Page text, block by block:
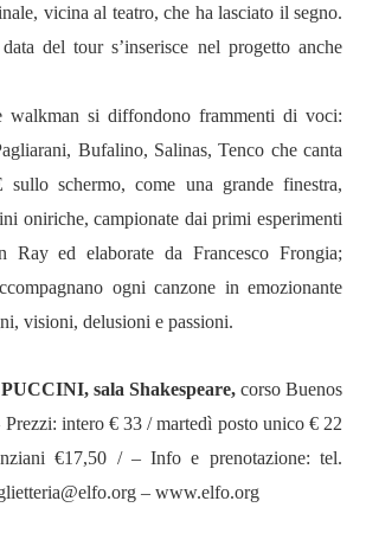
vicina al teatro, che ha lasciato il segno.
del tour s’inserisce nel progetto anche
walkman si diffondono frammenti di voci:
Bufalino, Salinas, Tenco che canta
sullo schermo, come una grande finestra,
oniriche, campionate dai primi esperimenti
ed elaborate da Francesco Frongia;
ogni canzone in emozionante
visioni, delusioni e passioni.
sala Shakespeare, corso Buenos
Prezzi: intero € 33 / martedì posto unico € 22
€17,50 / – Info e prenotazione: tel.
– www.elfo.org